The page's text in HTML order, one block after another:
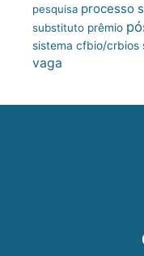
pesquisa processo
substituto prêmio
sistema cfbio/crbios
vaga